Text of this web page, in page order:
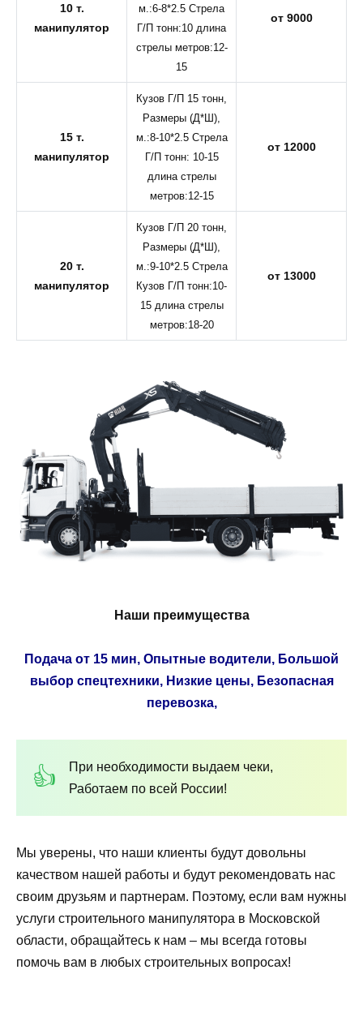
10 т.
манипулятор
м.:6-8*2.5 Стрела
Г/П тонн:10 длина
стрелы метров:12-
15
от 9000
15 т.
манипулятор
Кузов Г/П 15 тонн,
Размеры (Д*Ш),
м.:8-10*2.5 Стрела
Г/П тонн: 10-15
длина стрелы
метров:12-15
от 12000
20 т.
манипулятор
Кузов Г/П 20 тонн,
Размеры (Д*Ш),
м.:9-10*2.5 Стрела
Кузов Г/П тонн:10-
15 длина стрелы
метров:18-20
от 13000
Наши преимущества
Подача от 15 мин, Опытные водители, Большой
выбор спецтехники, Низкие цены, Безопасная
перевозка,
При необходимости выдаем чеки,
Работаем по всей России!
Мы уверены, что наши клиенты будут довольны
качеством нашей работы и будут рекомендовать нас
своим друзьям и партнерам. Поэтому, если вам нужны
услуги строительного манипулятора в Московской
области, обращайтесь к нам – мы всегда готовы
помочь вам в любых строительных вопросах!